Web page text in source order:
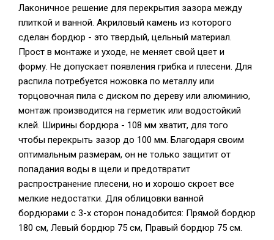
Лаконичное решение для перекрытия зазора между
плиткой и ванной. Акриловый камень из которого
сделан бордюр - это твердый, цельный материал.
Прост в монтаже и уходе, не меняет свой цвет и
форму. Не допускает появления грибка и плесени. Для
распила потребуется ножовка по металлу или
торцовочная пила с диском по дереву или алюминию,
монтаж производится на герметик или водостойкий
клей. Ширины бордюра - 108 мм хватит, для того
чтобы перекрыть зазор до 100 мм. Благодаря своим
оптимальным размерам, он не только защитит от
попадания воды в щели и предотвратит
распространение плесени, но и хорошо скроет все
мелкие недостатки. Для облицовки ванной
бордюрами с 3-х сторон понадобится: Прямой бордюр
180 см, Левый бордюр 75 см, Правый бордюр 75 см.